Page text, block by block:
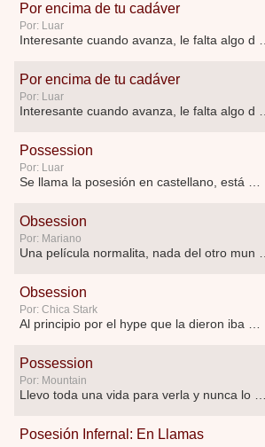
Por encima de tu cadáver
Por: Luar
Interesante cuando avanza, le falta algo d …
Por encima de tu cadáver
Por: Luar
Interesante cuando avanza, le falta algo d …
Possession
Por: Luar
Se llama la posesión en castellano, está …
Obsession
Por: Mariano
Una película normalita, nada del otro mun …
Obsession
Por: Chica Stark
Al principio por el hype que la dieron iba …
Possession
Por: Mountain
Llevo toda una vida para verla y nunca lo …
Posesión Infernal: En Llamas